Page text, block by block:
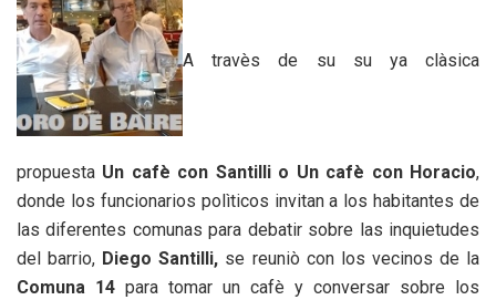
A travès de su su ya clàsica
propuesta Un cafè con Santilli o Un cafè con Horacio,
donde los funcionarios polìticos invitan a los habitantes de
las diferentes comunas para debatir sobre las inquietudes
del barrio, Diego Santilli, se reuniò con los vecinos de la
Comuna 14 para tomar un cafè y conversar sobre los